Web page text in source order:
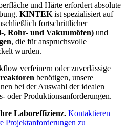
und Härte erfordert absolute
KINTEK ist spezialisiert auf
fortschrittlicher
Rohr- und Vakuumöfen) und
, die für anspruchsvolle
wurden.
verfeinern oder zuverlässige
benötigen, unsere
bei der Auswahl der idealen
oder Produktionsanforderungen.
Laboreffizienz. Kontaktieren
Projektanforderungen zu